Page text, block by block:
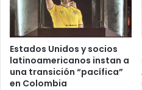
Estados Unidos y socios
latinoamericanos instan a
una transición “pacífica”
en Colombia